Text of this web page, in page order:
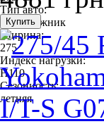
Тип авто:
внедорожник
Ширина:
275
Индекс нагрузки:
H110
Сезонность:
летняя